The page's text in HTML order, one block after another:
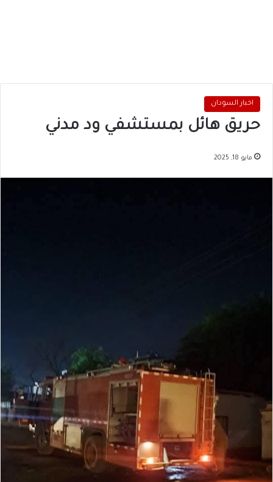
اخبار السودان
حريق هائل بمستشفي ود مدني
مايو 18, 2025